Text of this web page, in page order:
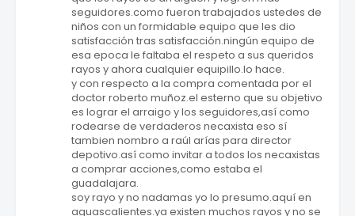
seguidores.como fueron trabajados ustedes de
niños con un formidable equipo que les dio
satisfacción tras satisfacción.ningún equipo de
esa epoca le faltaba el respeto a sus queridos
rayos y ahora cualquier equipillo.lo hace.
y con respecto a la compra comentada por el
doctor roberto muñoz.el esterno que su objetivo
es lograr el arraigo y los seguidores,así como
rodearse de verdaderos necaxista eso sí
tambien nombro a raúl arías para director
depotivo.así como invitar a todos los necaxistas
a comprar acciones,como estaba el
guadalajara.
soy rayo y no nadamas yo lo presumo.aquí en
aguascalientes.ya existen muchos rayos y no se